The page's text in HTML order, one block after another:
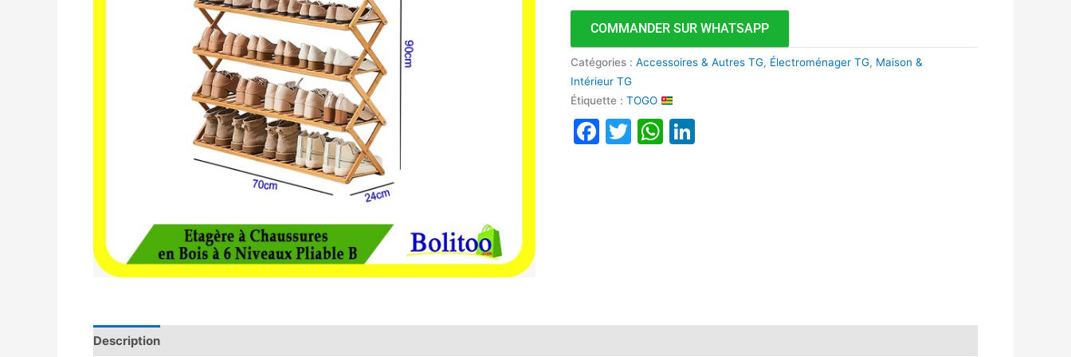
Niveaux
Pliable
COMMANDER SUR WHATSAPP
Catégories :Accessoires & Autres TG, Électroménager TG, Maison &
Intérieur TG
Étiquette :TOGO
Facebook
TwitterWhatsApp
Description